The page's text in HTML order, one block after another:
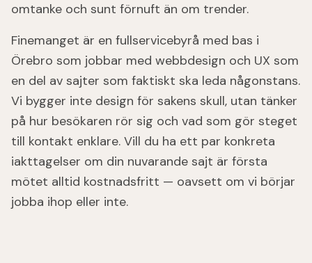
omtanke och sunt förnuft än om trender.
Finemanget är en fullservicebyrå med bas i
Örebro som jobbar med webbdesign och UX som
en del av sajter som faktiskt ska leda någonstans.
Vi bygger inte design för sakens skull, utan tänker
på hur besökaren rör sig och vad som gör steget
till kontakt enklare. Vill du ha ett par konkreta
iakttagelser om din nuvarande sajt är första
mötet alltid kostnadsfritt — oavsett om vi börjar
jobba ihop eller inte.